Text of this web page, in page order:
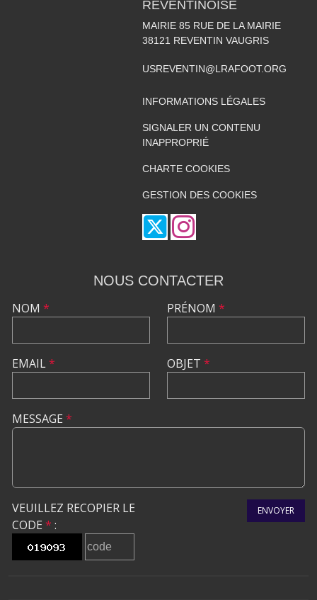
REVENTINOISE
MAIRIE 85 RUE DE LA MAIRIE
38121 REVENTIN VAUGRIS
USREVENTIN@LRAFOOT.ORG
INFORMATIONS LÉGALES
SIGNALER UN CONTENU
INAPPROPRIÉ
CHARTE COOKIES
GESTION DES COOKIES
NOUS CONTACTER
NOM *
EMAIL*
PRÉNOM *
OBJET *
MESSAGE *
VEUILLEZ RECOPIER LE
CODE * :
ENVOYER